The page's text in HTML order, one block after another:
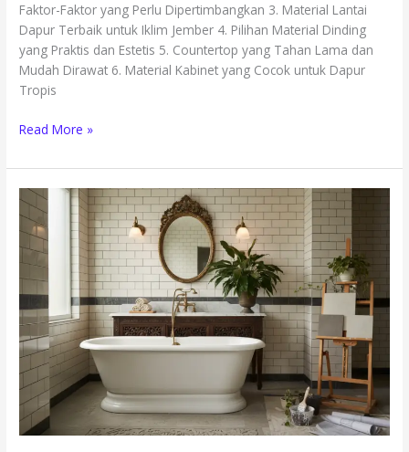
Faktor-Faktor yang Perlu Dipertimbangkan 3. Material Lantai
Dapur Terbaik untuk Iklim Jember 4. Pilihan Material Dinding
yang Praktis dan Estetis 5. Countertop yang Tahan Lama dan
Mudah Dirawat 6. Material Kabinet yang Cocok untuk Dapur
Tropis
Read More »
Inspirasi
Renovasi
Kamar
Mandi
Jember
untuk
Rumah
Klasik